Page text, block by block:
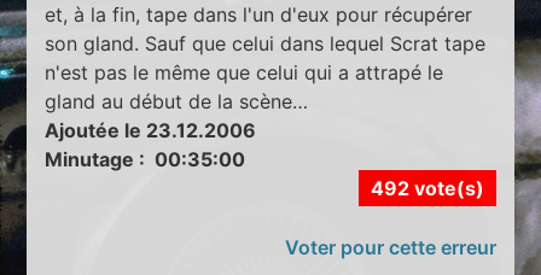
et, à la fin, tape dans l'un d'eux pour récupérer
son gland. Sauf que celui dans lequel Scrat tape
n'est pas le même que celui qui a attrapé le
gland au début de la scène…
Ajoutée le 23.12.2006
Minutage : 00:35:00
492 vote(s)
Voter pour cette erreur